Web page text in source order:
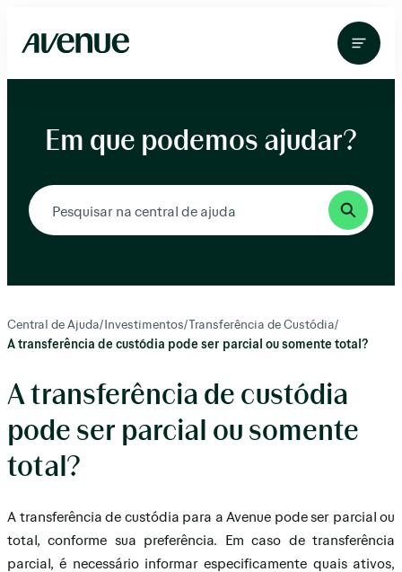
para
conteúdo
Em que podemos ajudar?
Central de Ajuda/Investimentos/Transferência de Custódia/
A transferência de custódia pode ser parcial ou somente total?
A transferência de custódia
pode ser parcial ou somente
total?
A transferência de custódia para a Avenue pode ser parcial ou
total, conforme sua preferência. Em caso de transferência
parcial, é necessário informar especificamente quais ativos,